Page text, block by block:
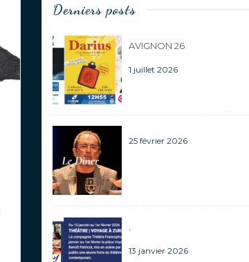
Derniers posts
AVIGNON 26
1 juillet 2026
25 février 2026
.
13 janvier 2026